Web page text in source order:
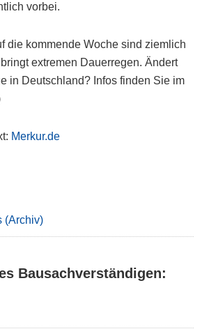
vorbei.
die kommende Woche sind ziemlich
bringt extremen Dauerregen. Ändert
in Deutschland? Infos finden Sie im
Merkur.de
(Archiv)
Bausachverständigen: